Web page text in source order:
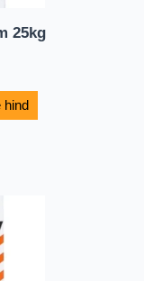
25kg